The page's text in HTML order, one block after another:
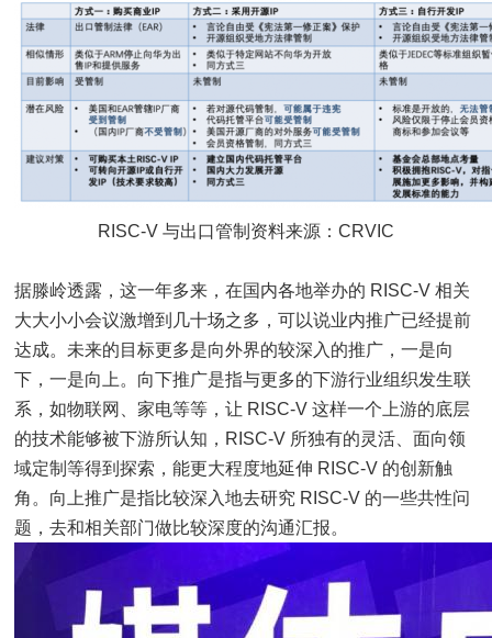
RISC-V 与出口管制资料来源：CRVIC
据滕岭透露，这一年多来，在国内各地举办的 RISC-V 相关
大大小小会议激增到几十场之多，可以说业内推广已经提前
达成。未来的目标更多是向外界的较深入的推广，一是向
下，一是向上。向下推广是指与更多的下游行业组织发生联
系，如物联网、家电等等，让 RISC-V 这样一个上游的底层
的技术能够被下游所认知，RISC-V 所独有的灵活、面向领
域定制等得到探索，能更大程度地延伸 RISC-V 的创新触
角。向上推广是指比较深入地去研究 RISC-V 的一些共性问
题，去和相关部门做比较深度的沟通汇报。